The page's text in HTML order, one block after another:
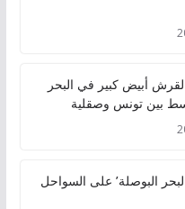
أبيض كبير في البحر
بين تونس وصقلية
البوصلة’ على السواحل